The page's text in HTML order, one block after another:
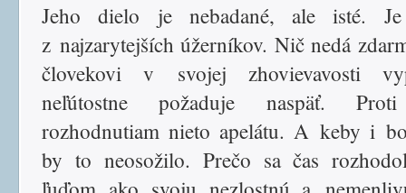
Jeho dielo je nebadané, ale isté.
z najzarytejších úžerníkov. Nič nedá
človekovi v svojej zhovievavosti
neľútostne požaduje naspäť.
rozhodnutiam nieto apelátu. A keby i
by to neosožilo. Prečo sa čas